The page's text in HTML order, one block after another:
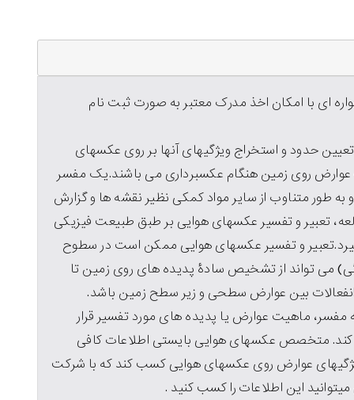
ای با امکان اخذ مدرک معتبر به صورت ثبت نام
حدود و استخراج ویژگیهای آنها بر روی عکسهای
روی زمین هنگام عکسبرداری می باشند.یک مفسر
طور متناوب از سایر مواد کمکی نظیر نقشه ها و گزارش
تعبیر و تفسیر عکسهای هوایی بر طبق طبیعت فیزیکی
و تفسیر عکسهای هوایی ممکن است در سطوح
می تواند از تشخیص سادۀ پدیده های روی زمین تا
بین عوارض سطحی و زیر سطح زمین باشد.
ماهیت عوارض یا پدیده های مورد تفسیر قرار
کند. متخصص عکسهای هوایی بایستی اطلاعات کافی
عوارض روی عکسهای هوایی کسب کند که با شرکت
این اطلاعات را کسب کنید .